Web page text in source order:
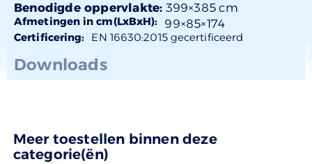
Benodigde oppervlakte: 399×385 cm
Afmetingen in cm(LxBxH): 99×85×174
Certificering: EN 16630:2015 gecertificeerd
Downloads
Meer toestellen binnen deze
categorie(ën)